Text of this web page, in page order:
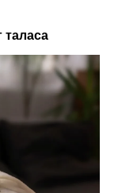
таласа